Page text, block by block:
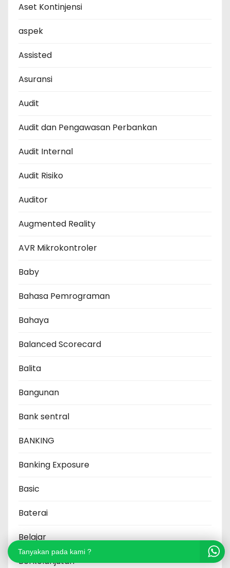
Aset Kontinjensi
aspek
Assisted
Asuransi
Audit
Audit dan Pengawasan Perbankan
Audit Internal
Audit Risiko
Auditor
Augmented Reality
AVR Mikrokontroler
Baby
Bahasa Pemrograman
Bahaya
Balanced Scorecard
Balita
Bangunan
Bank sentral
BANKING
Banking Exposure
Basic
Baterai
Belajar
Berkelanjutan
Tanyakan pada kami ?